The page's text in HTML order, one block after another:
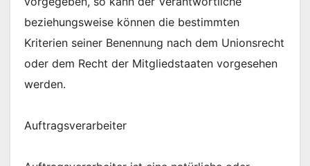
beziehungsweise können die bestimmten
Kriterien seiner Benennung nach dem Unionsrecht
oder dem Recht der Mitgliedstaaten vorgesehen
werden.
Auftragsverarbeiter